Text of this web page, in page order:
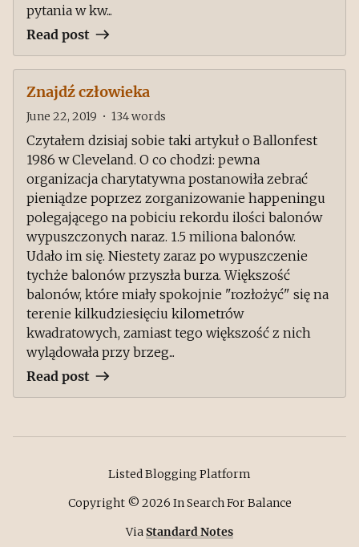
pytania w kw...
Read post
Znajdź człowieka
June 22, 2019 • 134words
Czytałem dzisiaj sobie taki artykuł o Ballonfest
1986 w Cleveland. O co chodzi: pewna
organizacja charytatywna postanowiła zebrać
pieniądze poprzez zorganizowanie happeningu
polegającego na pobiciu rekordu ilości balonów
wypuszczonych naraz. 1.5 miliona balonów.
Udało im się. Niestety zaraz po wypuszczenie
tychże balonów przyszła burza. Większość
balonów, które miały spokojnie "rozłożyć" się na
terenie kilkudziesięciu kilometrów
kwadratowych, zamiast tego większość z nich
wylądowała przy brzeg...
Read post
Listed Blogging Platform
Copyright © 2026 In Search For Balance
ViaStandard Notes